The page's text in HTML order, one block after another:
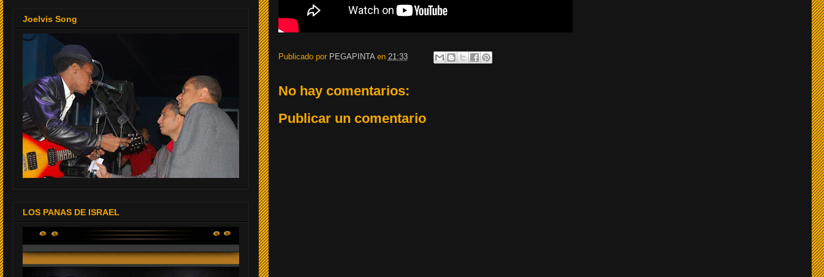
Publicado por PEGAPINTA en 21:33
No hay comentarios:
Publicar un comentario
Joelvis Song
LOS PANAS DE ISRAEL